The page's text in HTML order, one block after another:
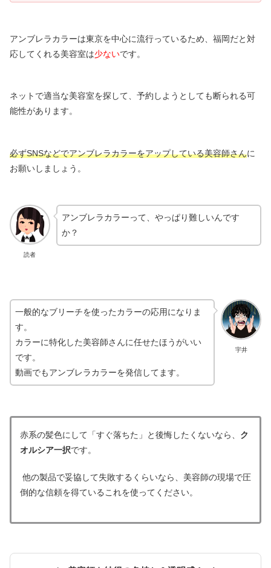
アンブレラカラーは東京を中心に流行っているため、福岡だと対
応してくれる美容室は少ないです。
ネットで適当な美容室を探して、予約しようとしても断られる可
能性があります。
必ずSNSなどでアンブレラカラーをアップしている美容師さんに
お願いしましょう。
読者
アンブレラカラーって、やっぱり難しいんです
か？
宇井
一般的なブリーチを使ったカラーの応用になりま
す。
カラーに特化した美容師さんに任せたほうがいい
です。
動画でもアンブレラカラーを発信してます。
赤系の髪色にして「すぐ落ちた」と後悔したくないなら、 ク
オルシア一択です。
他の製品で妥協して失敗するくらいなら、美容師の現場で圧
倒的な信頼を得ているこれを使ってください。